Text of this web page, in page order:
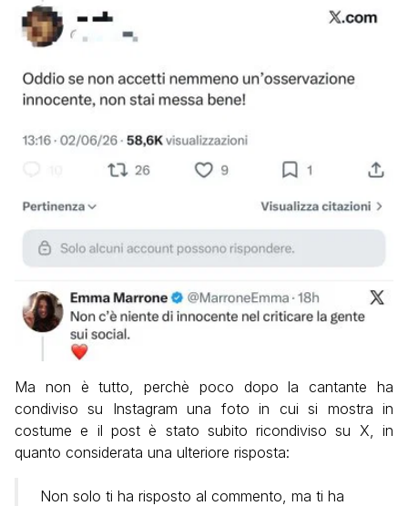
Ma non è tutto, perchè poco dopo la cantante ha
condiviso su Instagram una foto in cui si mostra in
costume e il post è stato subito ricondiviso su X, in
quanto considerata una ulteriore risposta:
Non solo ti ha risposto al commento, ma ti ha